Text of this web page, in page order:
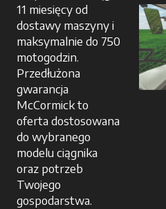
11 miesięcy od
dostawy maszyny i
maksymalnie do 750
motogodzin.
Przedłużona
gwarancja
McCormick to
oferta dostosowana
do wybranego
modelu ciągnika
oraz potrzeb
Twojego
gospodarstwa.